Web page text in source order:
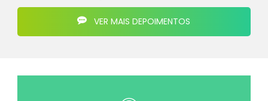
VER MAIS DEPOIMENTOS